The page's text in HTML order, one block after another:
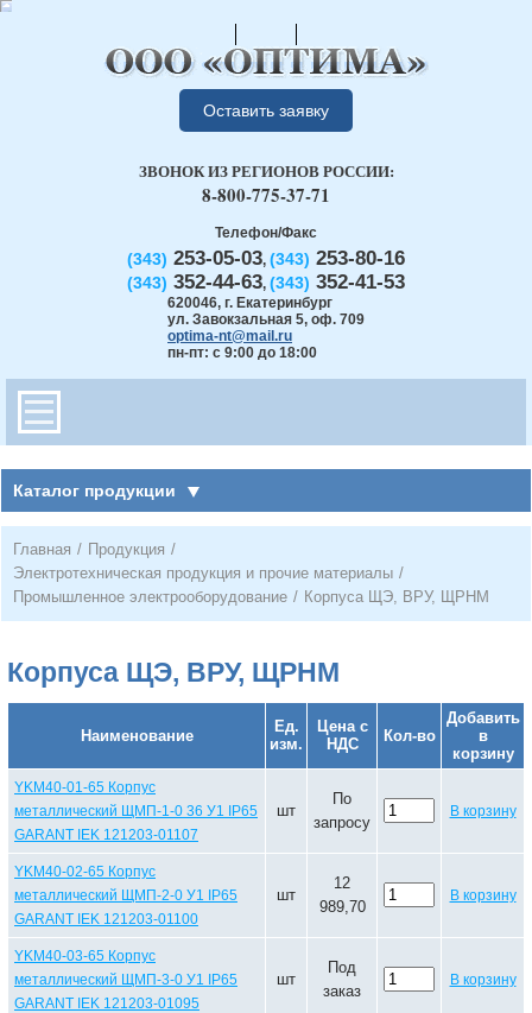
Оставить заявку
Телефон/Факс
(343) 253-05-03, (343) 253-80-16
(343) 352-44-63, (343) 352-41-53
620046, г. Екатеринбург
ул. Завокзальная 5, оф. 709
optima-nt@mail.ru
пн-пт: с 9:00 до 18:00
ЗВОНОК ИЗ РЕГИОНОВ РОССИИ:
8-800-775-37-71
Каталог продукции
Главная / Продукция /
Электротехническая продукция и прочие материалы /
Промышленное электрооборудование / Корпуса ЩЭ, ВРУ, ЩРНМ
Корпуса ЩЭ, ВРУ, ЩРНМ
Наименование
Ед.
изм.
Цена с
НДС
Кол-во
Добавить
в
корзину
YKM40-01-65 Корпус
металлический ЩМП-1-0 36 У1 IP65
GARANT IEK 121203-01107
шт
По
запросу
В корзину
YKM40-02-65 Корпус
металлический ЩМП-2-0 У1 IP65
GARANT IEK 121203-01100
шт
12
989,70
В корзину
YKM40-03-65 Корпус
металлический ЩМП-3-0 У1 IP65
GARANT IEK 121203-01095
шт
Под
заказ
В корзину